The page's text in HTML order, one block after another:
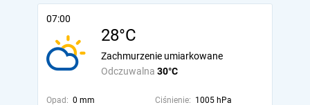
07:00
28°C
Odczuwalna 30°C
Zachmurzenie umiarkowane
Opad: 0 mm Ciśnienie: 1005 hPa